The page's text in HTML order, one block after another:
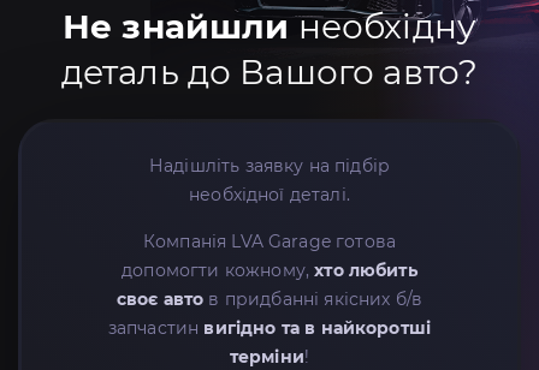
Не знайшлинеобхідну
деталь до Вашого авто?
Надішліть заявку на підбір
необхідної деталі.
Компанія LVA Garage готова
допомогти кожному,хто любить
своє авто в придбанні якісних б/в
запчастин вигідно та в найкоротші
терміни!